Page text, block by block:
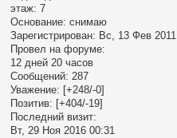
этаж: 7
Основание: снимаю
Зарегистрирован: Вс, 13 Фев 2011
Провел на форуме:
12 дней 20 часов
Сообщений: 287
Уважение: [+248/-0]
Позитив: [+404/-19]
Последний визит:
Вт, 29 Ноя 2016 00:31